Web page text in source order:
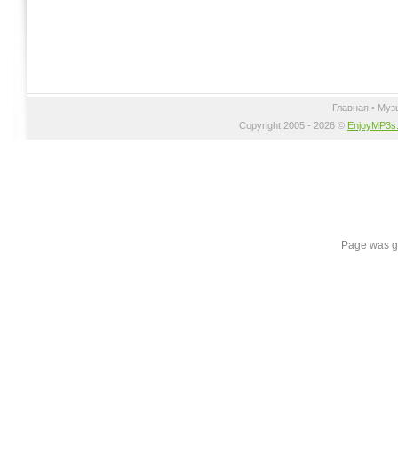
Главная •
Copyright 2005 - 2026 ©
Page was